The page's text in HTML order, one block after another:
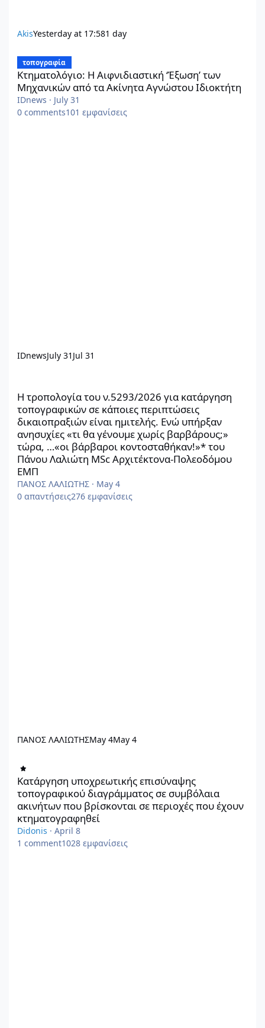
AkisYesterday at 17:581 day
Κτηματολόγιο: Η Αιφνιδιαστική ‘Έξωση’ των Μηχανικών από
τοπογραφία
Κτηματολόγιο: Η Αιφνιδιαστική ‘Έξωση’ των
Μηχανικών από τα Ακίνητα Αγνώστου Ιδιοκτήτη
IDnews · July 31
0 comments101 εμφανίσεις
IDnewsJuly 31 Jul 31
Η τροπολογία του ν.5293/2026 για κατάργηση
τοπογραφικών σε κάποιες περιπτώσεις
δικαιοπραξιών είναι ημιτελής. Ενώ υπήρξαν
ανησυχίες «τι θα γένουμε χωρίς βαρβάρους;»
τώρα, …«οι βάρβαροι κοντοσταθήκαν!»* του
Πάνου Λαλιώτη MSc Αρχιτέκτονα-Πολεοδόμου
ΕΜΠ
ΠΑΝΟΣ ΛΑΛΙΩΤΗΣ · May 4
0 απαντήσεις276 εμφανίσεις
ΠΑΝΟΣ ΛΑΛΙΩΤΗΣMay 4May 4
Κατάργηση υποχρεωτικής επισύναψης
τοπογραφικού διαγράμματος σε συμβόλαια
ακινήτων που βρίσκονται σε περιοχές που έχουν
κτηματογραφηθεί
Didonis · April 8
1 comment1028 εμφανίσεις